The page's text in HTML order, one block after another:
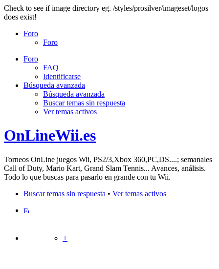
Check to see if image directory eg. /styles/prosilver/imageset/logos
does exist!
Foro
Foro
Foro
FAQ
Identificarse
Búsqueda avanzada
Búsqueda avanzada
Buscar temas sin respuesta
Ver temas activos
OnLineWii.es
Torneos OnLine juegos Wii, PS2/3,Xbox 360,PC,DS....; semanales
Call of Duty, Mario Kart, Grand Slam Tennis... Avances, análisis.
Todo lo que buscas para pasarlo en grande con tu Wii.
Buscar temas sin respuesta • Ver temas activos
+